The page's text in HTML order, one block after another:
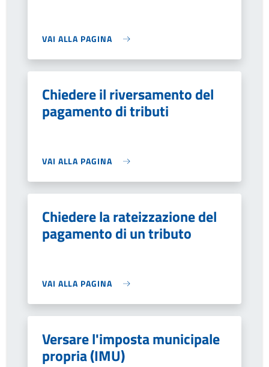
VAI ALLA PAGINA
Chiedere il riversamento del
pagamento di tributi
VAI ALLA PAGINA
Chiedere la rateizzazione del
pagamento di un tributo
VAI ALLA PAGINA
Versare l'imposta municipale
propria (IMU)